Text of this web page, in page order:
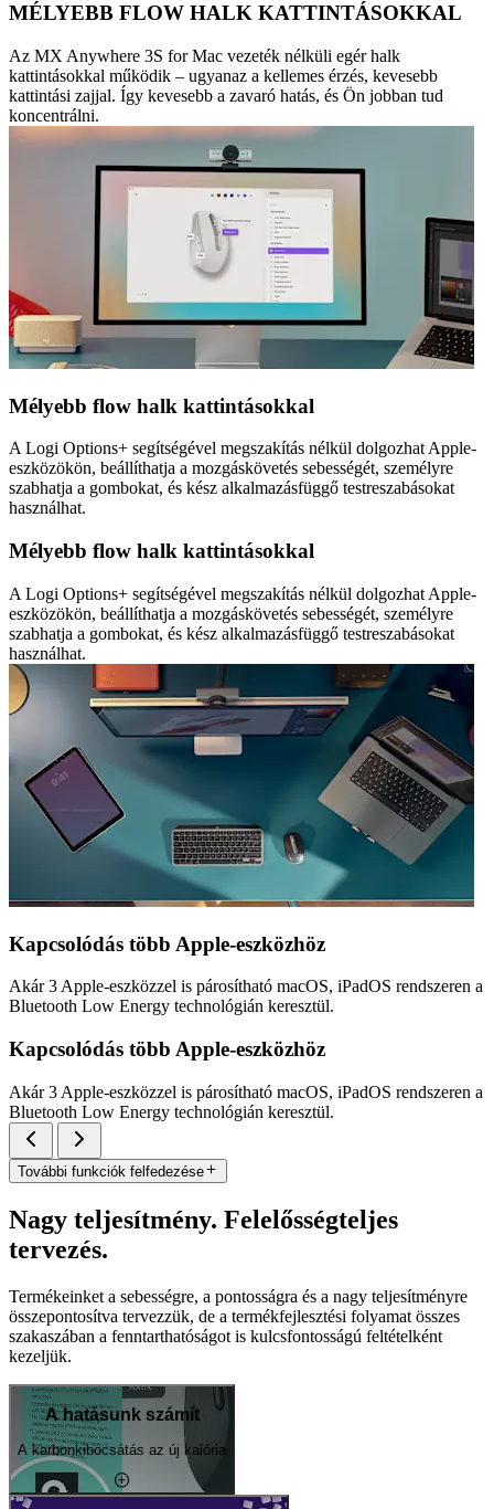
MÉLYEBB FLOW HALK KATTINTÁSOKKAL
Az MX Anywhere 3S for Mac vezeték nélküli egér halk
kattintásokkal működik – ugyanaz a kellemes érzés, kevesebb
kattintási zajjal. Így kevesebb a zavaró hatás, és Ön jobban tud
koncentrálni.
Mélyebb flow halk kattintásokkal
A Logi Options+ segítségével megszakítás nélkül dolgozhat Apple-
eszközökön, beállíthatja a mozgáskövetés sebességét, személyre
szabhatja a gombokat, és kész alkalmazásfüggő testreszabásokat
használhat.
Mélyebb flow halk kattintásokkal
A Logi Options+ segítségével megszakítás nélkül dolgozhat Apple-
eszközökön, beállíthatja a mozgáskövetés sebességét, személyre
szabhatja a gombokat, és kész alkalmazásfüggő testreszabásokat
használhat.
Kapcsolódás több Apple-eszközhöz
Akár 3 Apple-eszközzel is párosítható macOS, iPadOS rendszeren a
Bluetooth Low Energy technológián keresztül.
Kapcsolódás több Apple-eszközhöz
Akár 3 Apple-eszközzel is párosítható macOS, iPadOS rendszeren a
Bluetooth Low Energy technológián keresztül.
További funkciók felfedezése
Nagy teljesítmény. Felelősségteljes
tervezés.
Termékeinket a sebességre, a pontosságra és a nagy teljesítményre
összepontosítva tervezzük, de a termékfejlesztési folyamat összes
szakaszában a fenntarthatóságot is kulcsfontosságú feltételként
kezeljük.
A hatásunk számít
A karbonkibocsátás az új kalória